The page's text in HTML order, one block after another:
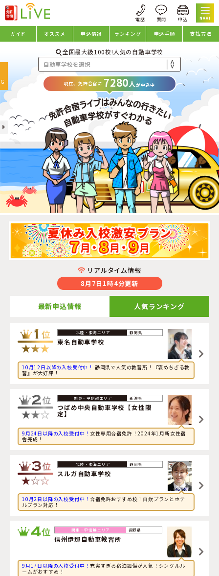
NAVI
ガイド オススメ 申込情報 ランキング 申込手順 支払方法
全国最大級100校!人気の自動車学校
現在、免許合宿に 7280人が申込中
リアルタイム情報
8月7日1時4分更新
最新申込情報
2026年8月6日
旅行に興味のある大学生が静岡県・
遠鉄自動車学校 浜松
校に申し込みました。
2026年8月6日
旅行に興味のある大学生が新潟県・つばめ中央自動車学校
2026年8月6日
コンピューターに興味のある大学生が栃木県・佐野中央自
動車教習所
2026年8月6日
人気ランキング
静岡県
東名自動車学校
10月12日以降の入校受付中！ 静岡県で人気の教習所！『褒めちぎる教
習』が大好評！
新潟県
つばめ中央自動車学校【女性限
定】
9月24日以降の入校受付中！ 女性専用合宿免許！2024年1月新女性宿
舎完成！
静岡県
スルガ自動車学校
10月2日以降の入校受付中！合宿免許おすすめ校！自炊プランとホテ
ルプラン対応！
長野県
信州伊那自動車教習所
9月17日以降の入校受付中！充実すぎる宿泊設備が人気！シングルル
ームがおすすめ！